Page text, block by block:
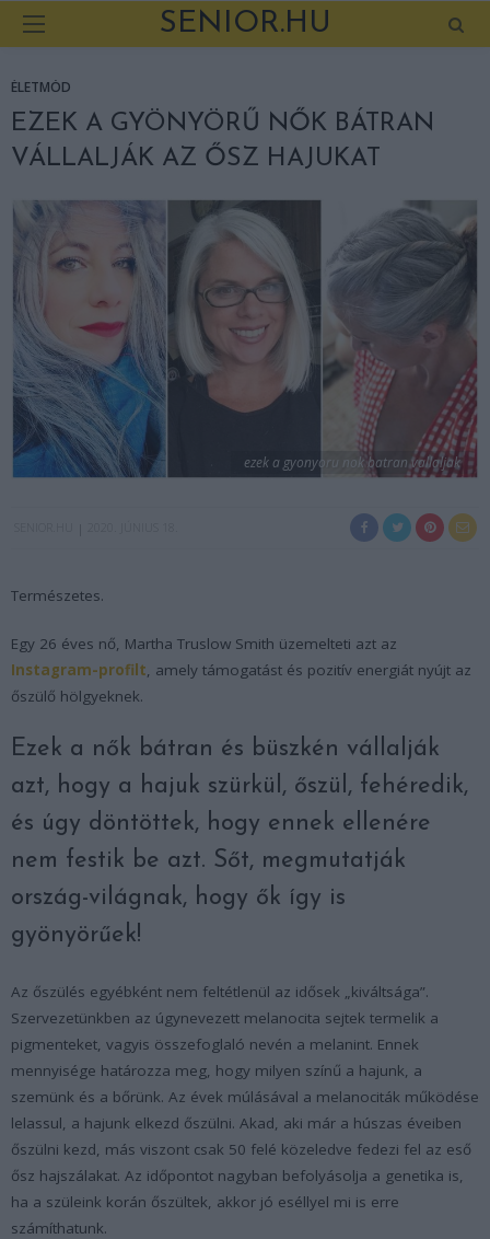
SENIOR.HU
ÉLETMÓD
EZEK A GYÖNYÖRŰ NŐK BÁTRAN
VÁLLALJÁK AZ ŐSZ HAJUKAT
ezek a gyonyoru nok batran vallaljak
Természetes.
Egy 26 éves nő, Martha Truslow Smith üzemelteti azt az
Instagram-profilt, amely támogatást és pozitív energiát nyújt az
őszülő hölgyeknek.
Ezek a nők bátran és büszkén vállalják
azt, hogy a hajuk szürkül, őszül, fehéredik,
és úgy döntöttek, hogy ennek ellenére
nem festik be azt. Sőt, megmutatják
ország-világnak, hogy ők így is
gyönyörűek!
Az őszülés egyébként nem feltétlenül az idősek „kiváltsága”.
Szervezetünkben az úgynevezett melanocita sejtek termelik a
pigmenteket, vagyis összefoglaló nevén a melanint. Ennek
mennyisége határozza meg, hogy milyen színű a hajunk, a
szemünk és a bőrünk. Az évek múlásával a melanociták működése
lelassul, a hajunk elkezd őszülni. Akad, aki már a húszas éveiben
őszülni kezd, más viszont csak 50 felé közeledve fedezi fel az eső
ősz hajszálakat. Az időpontot nagyban befolyásolja a genetika is,
ha a szüleink korán őszültek, akkor jó eséllyel mi is erre
számíthatunk.